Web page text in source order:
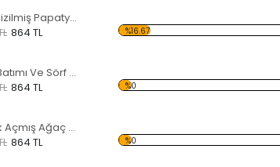
Elle Çizilmiş Papatyalar Forex Tablo
864 TL %16.67
Gün Batımı Ve Sörf Desen Duvar Panosu
864 TL %0
Çiçek Açmış Ağaç ve Hamak Forex Tablo
864 TL %0